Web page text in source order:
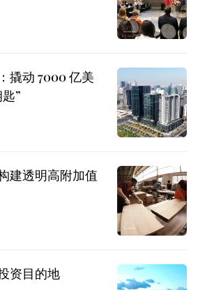
撬动 7000 亿美
”
建透明高附加值
资目的地